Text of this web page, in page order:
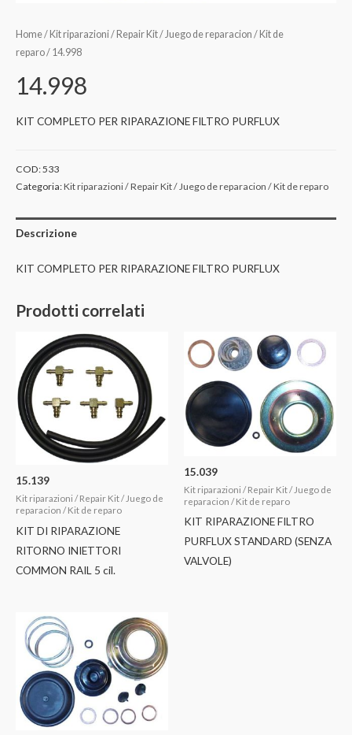
Home/ Kit riparazioni / Repair Kit / Juego de reparacion / Kit de
reparo/ 14.998
14.998
KIT COMPLETO PER RIPARAZIONE FILTRO PURFLUX
COD:533
Categoria:Kit riparazioni / Repair Kit / Juego de reparacion / Kit de reparo
Descrizione
KIT COMPLETO PER RIPARAZIONE FILTRO PURFLUX
Prodotti correlati
15.139
Kit riparazioni / Repair Kit / Juego de
reparacion / Kit de reparo
KIT DI RIPARAZIONE
RITORNO INIETTORI
COMMON RAIL 5 cil.
15.039
Kit riparazioni / Repair Kit / Juego de
reparacion / Kit de reparo
KIT RIPARAZIONE FILTRO
PURFLUX STANDARD (SENZA
VALVOLE)